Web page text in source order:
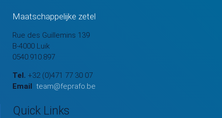
Maatschappelijke zetel
Rue des Guillemins 139
B-4000 Luik
0540.910.897
Tel. +32 (0)471 77 30 07
Email team@feprafo.be
Quick Links